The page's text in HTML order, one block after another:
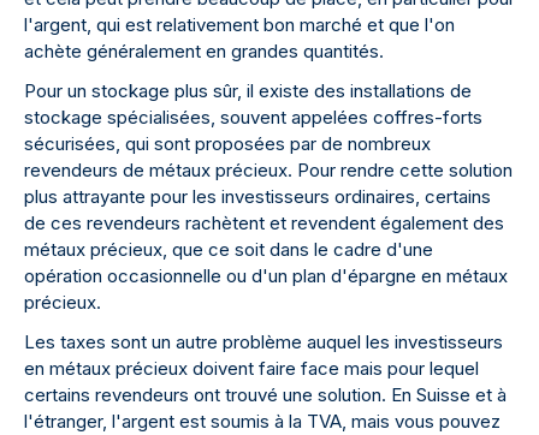
l'argent, qui est relativement bon marché et que l'on
achète généralement en grandes quantités.
Pour un stockage plus sûr, il existe des installations de
stockage spécialisées, souvent appelées coffres-forts
sécurisées, qui sont proposées par de nombreux
revendeurs de métaux précieux. Pour rendre cette solution
plus attrayante pour les investisseurs ordinaires, certains
de ces revendeurs rachètent et revendent également des
métaux précieux, que ce soit dans le cadre d'une
opération occasionnelle ou d'un plan d'épargne en métaux
précieux.
Les taxes sont un autre problème auquel les investisseurs
en métaux précieux doivent faire face mais pour lequel
certains revendeurs ont trouvé une solution. En Suisse et à
l'étranger, l'argent est soumis à la TVA, mais vous pouvez